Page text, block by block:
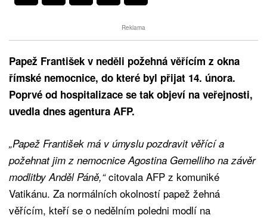
Reklama
Papež František v neděli požehná věřícím z okna
římské nemocnice, do které byl přijat 14. února.
Poprvé od hospitalizace se tak objeví na veřejnosti,
uvedla dnes agentura AFP.
„Papež František má v úmyslu pozdravit věřící a
požehnat jim z nemocnice Agostina Gemelliho na závěr
modlitby Anděl Páně,“citovala AFP z komuniké
Vatikánu. Za normálních okolností papež žehná
věřícím, kteří se o nedělním poledni modlí na